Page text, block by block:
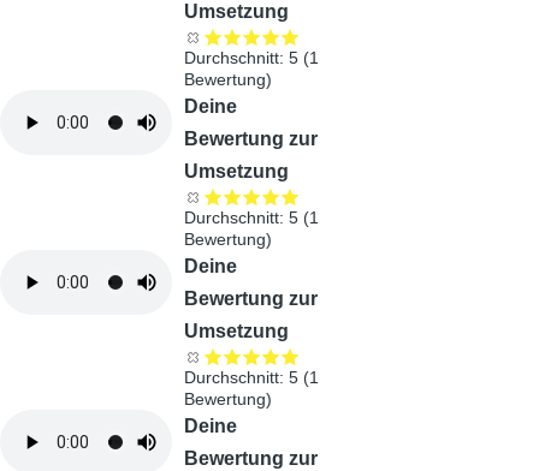
Umsetzung
Durchschnitt:5 (1
Bewertung)
Deine
Bewertung zur
Umsetzung
Durchschnitt:5 (1
Bewertung)
Deine
Bewertung zur
Umsetzung
Durchschnitt:5 (1
Bewertung)
Deine
Bewertung zur